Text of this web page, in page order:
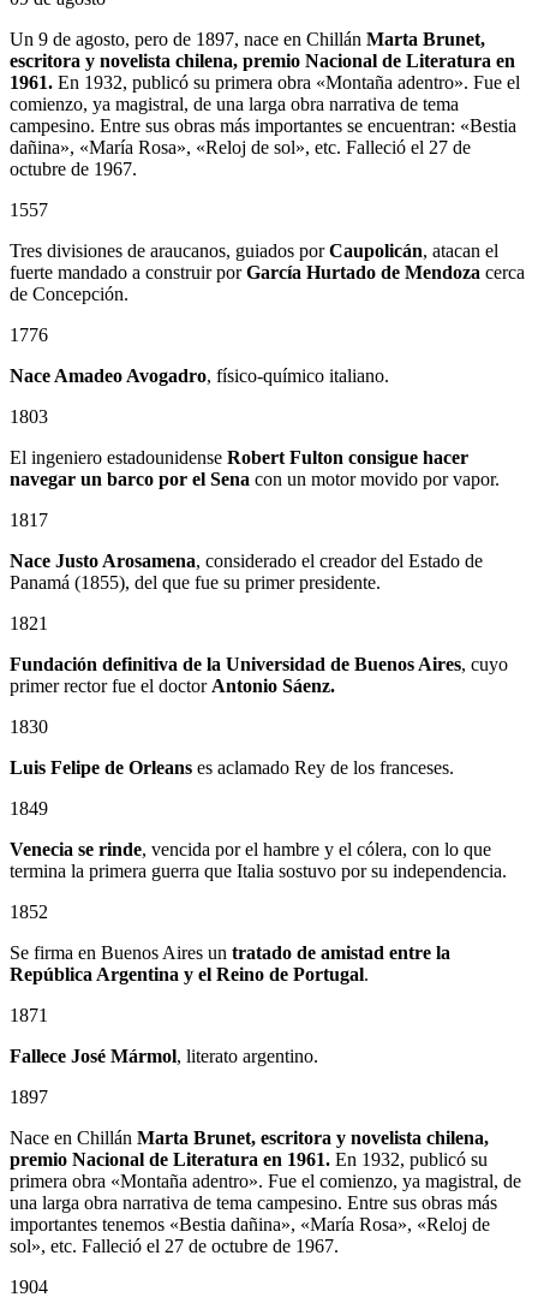
Un 9 de agosto, pero de 1897, nace en Chillán Marta Brunet,
escritora y novelista chilena, premio Nacional de Literatura en
1961. En 1932, publicó su primera obra «Montaña adentro». Fue el
comienzo, ya magistral, de una larga obra narrativa de tema
campesino. Entre sus obras más importantes se encuentran: «Bestia
dañina», «María Rosa», «Reloj de sol», etc. Falleció el 27 de
octubre de 1967.
1557
Tres divisiones de araucanos, guiados porCaupolicán, atacan el
fuerte mandado a construir porGarcía Hurtado de Mendoza cerca
de Concepción.
1776
Nace Amadeo Avogadro, físico-químico italiano.
1803
El ingeniero estadounidense Robert Fulton consigue hacer
navegar un barco por el Sena con un motor movido por vapor.
1817
Nace Justo Arosamena, considerado el creador del Estado de
Panamá (1855), del que fue su primer presidente.
1821
Fundación definitiva de la Universidad de Buenos Aires, cuyo
primer rector fue el doctor Antonio Sáenz.
1830
Luis Felipe de Orleans es aclamado Rey de los franceses.
1849
Venecia se rinde, vencida por el hambre y el cólera, con lo que
termina la primera guerra que Italia sostuvo por su independencia.
1852
Se firma en Buenos Aires un tratado de amistad entre la
República Argentina y el Reino de Portugal.
1871
Fallece José Mármol, literato argentino.
1897
Nace en Chillán Marta Brunet, escritora y novelista chilena,
premio Nacional de Literatura en 1961. En 1932, publicó su
primera obra «Montaña adentro». Fue el comienzo, ya magistral, de
una larga obra narrativa de tema campesino. Entre sus obras más
importantes tenemos «Bestia dañina», «María Rosa», «Reloj de
sol», etc. Falleció el 27 de octubre de 1967.
1904